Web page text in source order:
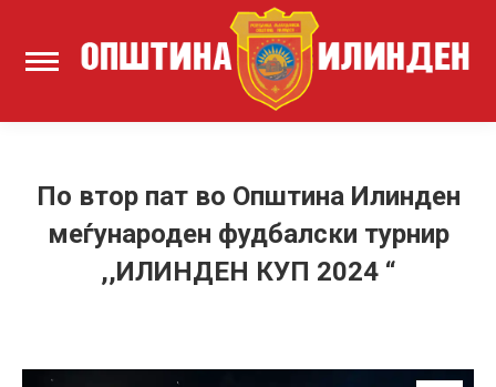
По втор пат во Општина Илинден
меѓународен фудбалски турнир
,,ИЛИНДЕН КУП 2024 “